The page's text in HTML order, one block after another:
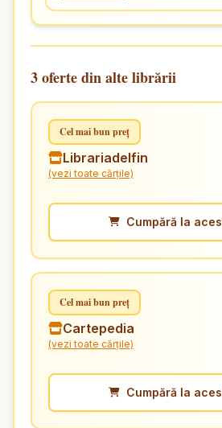
3 oferte din alte librării
Cel mai bun preț
Librariadelfin
(vezi toate cărțile)
Cumpără la
Cel mai bun preț
Cartepedia
(vezi toate cărțile)
Cumpără la